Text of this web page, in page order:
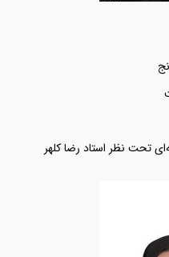
تحت نظر استاد رضا کلهر